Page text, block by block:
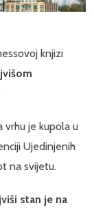
knjizi
vrhu je kupola u
Ujedinjenih
na svijetu.
stan je na